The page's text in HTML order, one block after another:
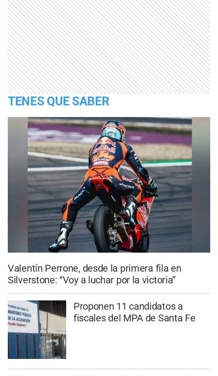
TENES QUE SABER
Valentín Perrone, desde la primera fila en
Silverstone: “Voy a luchar por la victoria”
Proponen 11 candidatos a
fiscales del MPA de Santa Fe